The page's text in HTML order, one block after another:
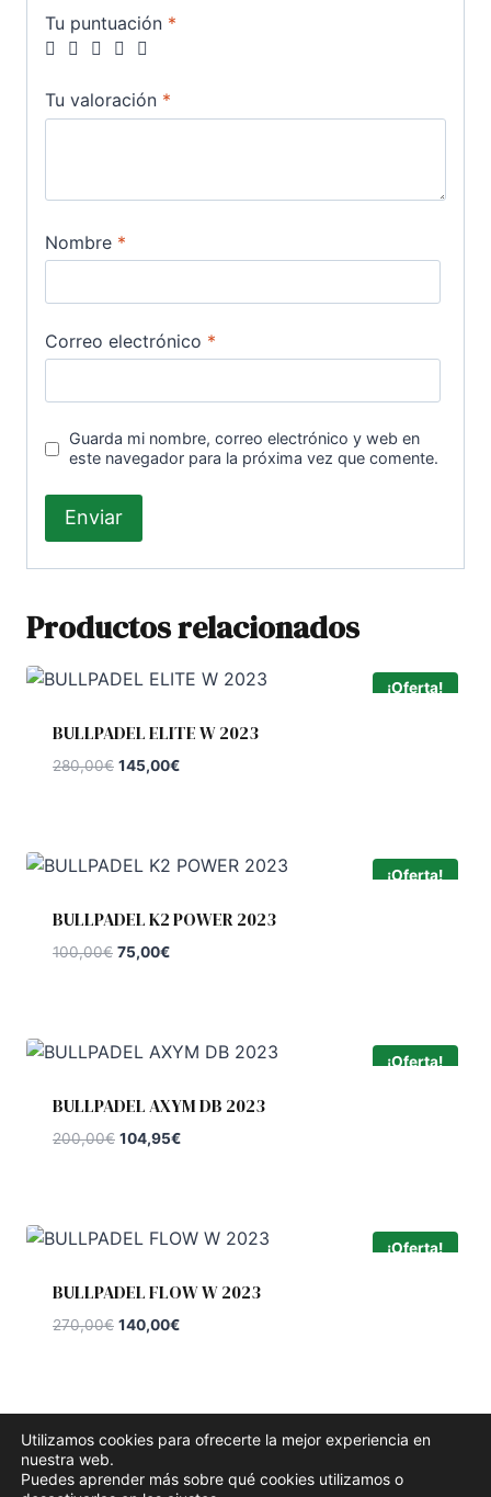
Tu puntuación *
Tu valoración *
Nombre *
Correo electrónico *
Guarda mi nombre, correo electrónico y web en
este navegador para la próxima vez que comente.
Productos relacionados
¡Oferta!
BULLPADEL ELITE W 2023
280,00€ El
280,00€.
145,00€El
145,00€.
¡Oferta!
BULLPADEL K2 POWER 2023
100,00€ El
100,00€.
75,00€El
75,00€.
¡Oferta!
BULLPADEL AXYM DB 2023
200,00€ El
200,00€.
104,95€El
104,95€.
¡Oferta!
BULLPADEL FLOW W 2023
270,00€ El
270,00€.
140,00€El
140,00€.
© 2026 Padel Pro 365 - Tema para WordPress por
Utilizamos cookies para ofrecerte la mejor experiencia en
nuestra web.
Puedes aprender más sobre qué cookies utilizamos o